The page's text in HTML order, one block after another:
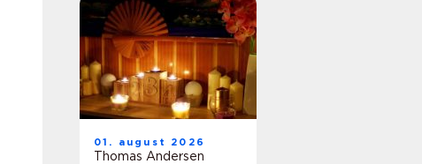
01. august 2026
Thomas Andersen